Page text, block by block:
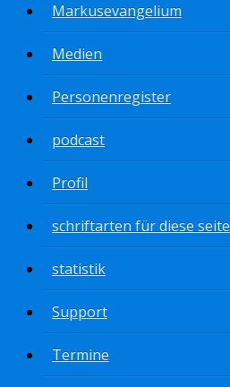
Markusevangelium
Medien
Personenregister
podcast
Profil
schriftarten für diese seite
statistik
Support
Termine